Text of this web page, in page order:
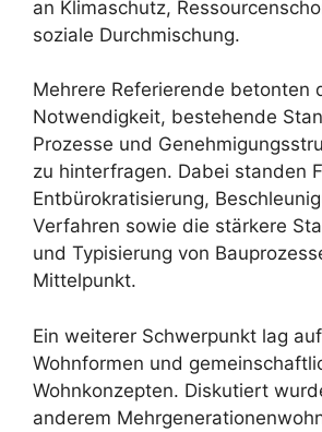
an Klimaschutz,
soziale Durchmischung.
Mehrere Referierende betonten
Notwendigkeit, bestehende
Prozesse und
zu hinterfragen. Dabei standen
Entbürokratisierung,
Verfahren sowie die stärkere
und Typisierung von
Mittelpunkt.
Ein weiterer Schwerpunkt lag
Wohnformen und
Wohnkonzepten. Diskutiert
anderem